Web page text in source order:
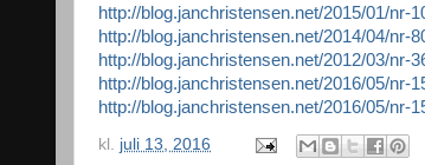
http://blog.janchristensen.net/2015/01/nr-
http://blog.janchristensen.net/2014/04/nr-
http://blog.janchristensen.net/2012/03/nr-
http://blog.janchristensen.net/2016/05/nr-
http://blog.janchristensen.net/2016/05/nr-
kl. juli 13, 2016